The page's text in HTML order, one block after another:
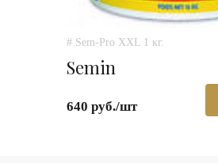
# Sem-Pro XXL 1 кг.
Semin
640 руб./шт